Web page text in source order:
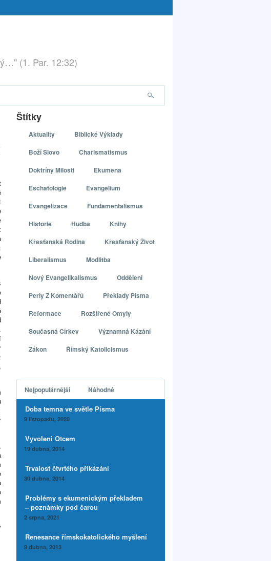
(1. Par. 12:32)
Štítky
Aktuality
Biblické Výklady
Boží Slovo
Charismatismus
Doktríny Milosti
Ekumena
Eschatologie
Evangelium
Evangelizace
Fundamentalismus
Historie
Hudba
Knihy
Křesťanská Rodina
Křesťanský Život
Liberalismus
Modlitba
Nový Evangelikalismus
Oddělení
Perly Z Komentářů
Překlady Písma
Reformace
Rozšířené Omyly
Současná Církev
Významná Kázání
Zákon
Římský Katolicismus
Nejpopulárnější Náhodné
Doba temna ve světle Písma
9 listopadu, 2020
Vyvoleni Otcem
19 dubna, 2014
Trvalost čtvrtého přikázání
30 dubna, 2014
Problémy s ekumenickým překladem
– poznámky pod čarou
2 srpna, 2021
Renesance římskokatolického myšlení
9 dubna, 2013